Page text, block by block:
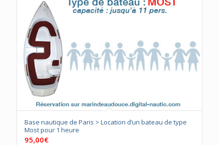
Base nautique de Paris > Location d’un bateau de type
Most pour 1 heure
95,00€